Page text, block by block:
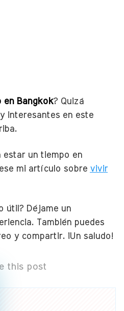
en Bangkok? Quizá
interesantes en este
estar un tiempo en
mi artículo sobre vivir
útil? Déjame un
También puedes
y compartir. ¡Un saludo!
this post